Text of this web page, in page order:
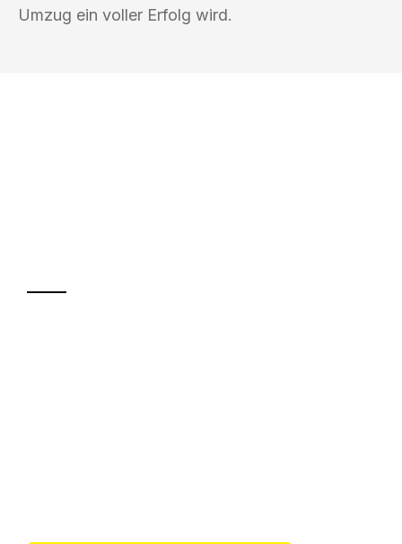
Umzug ein voller Erfolg wird.